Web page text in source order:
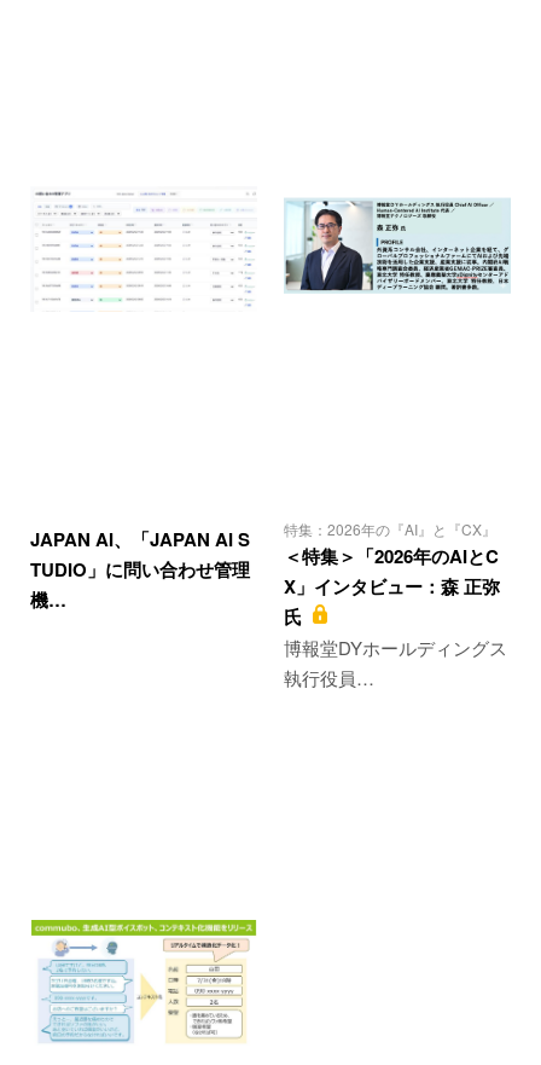
JAPAN AI、「JAPAN AI S
TUDIO」に問い合わせ管理
機…
特集：2026年の『AI』と『CX』
＜特集＞「2026年のAIとC
X」インタビュー：森 正弥
氏
博報堂DYホールディングス
執行役員…